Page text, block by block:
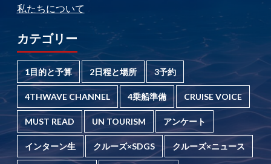
私たちについて
カテゴリー
1目的と予算 2日程と場所 3予約
4THWAVE CHANNEL 4乗船準備 CRUISE VOICE
MUST READ UN TOURISM アンケート
インターン生 クルーズ×SDGS クルーズ×ニュース